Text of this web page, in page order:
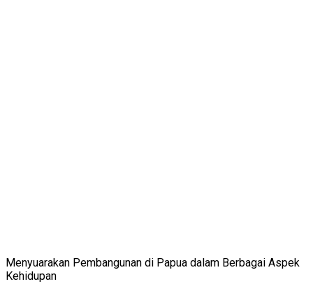
Menyuarakan Pembangunan di Papua dalam Berbagai Aspek
Kehidupan